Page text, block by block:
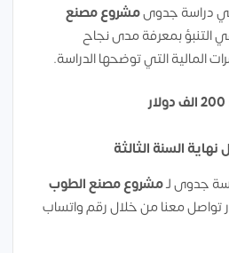
في دراسة جدوىمشروع مصنع
التنبؤ بمعرفة مدى نجاح
المالية التي توضحها الدراسة.
السنة الثالثة
جدوى لـمشروع مصنع الطوب
تواصل معنا من خلال رقم واتساب